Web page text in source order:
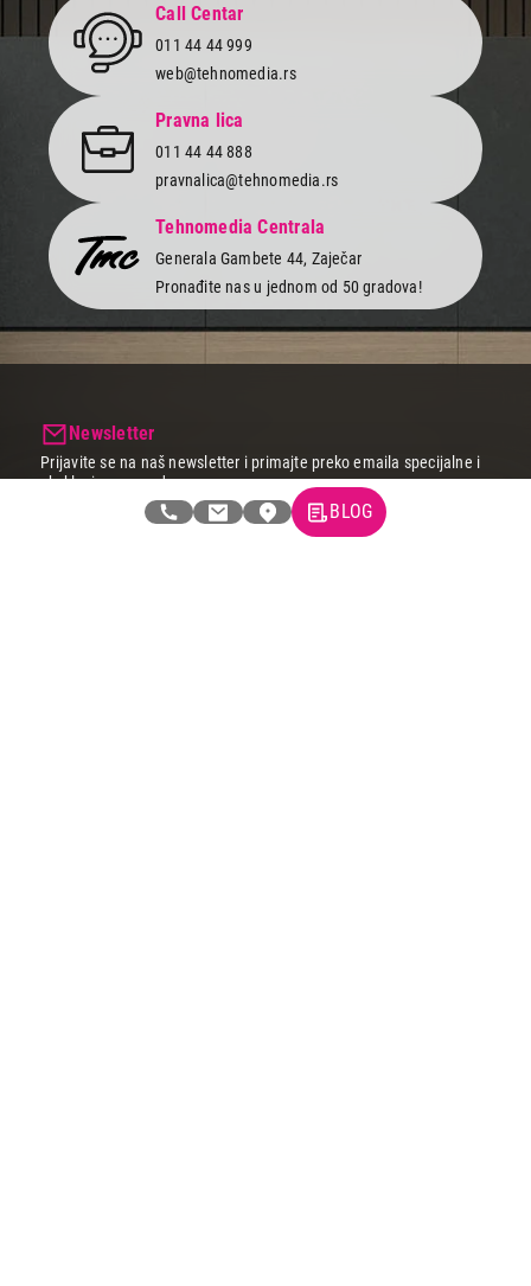
Call Centar
011 44 44 999
web@tehnomedia.rs
Pravna lica
011 44 44 888
pravnalica@tehnomedia.rs
Tehnomedia Centrala
Generala Gambete 44, Zaječar
Pronađite nas u jednom od 50 gradova!
Newsletter
Prijavite se na naš newsletter i primajte preko emaila specijalne i
ekskluzivne ponude.
BLOG